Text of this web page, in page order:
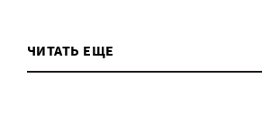
ЧИТАТЬ ЕЩЕ